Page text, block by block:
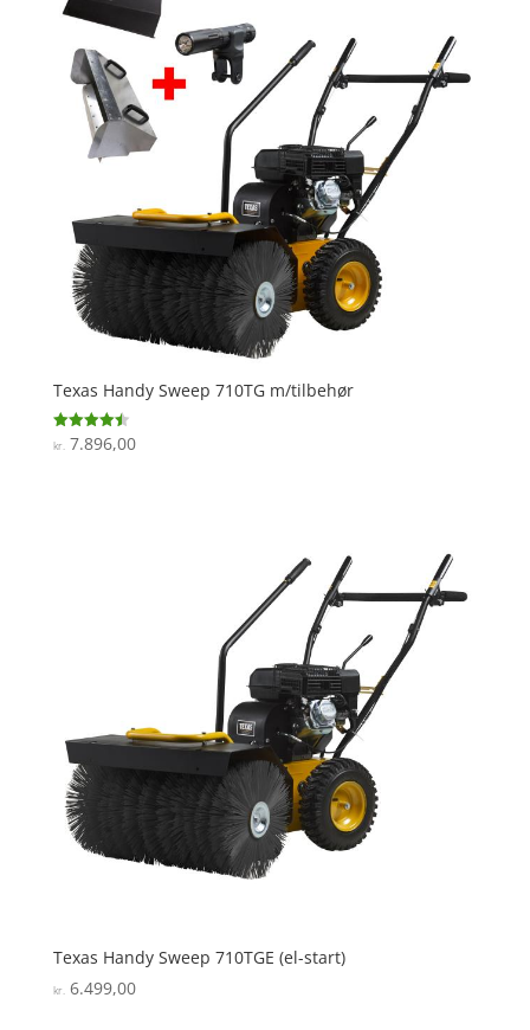
Texas Handy Sweep 710TG m/tilbehør
Vurderet
4.5
kr.7.896,00
Texas Handy Sweep 710TGE (el-start)
kr.6.499,00